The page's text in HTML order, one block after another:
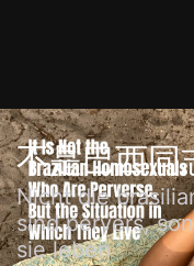
不是巴西同
Nicht die
sind pervers,
sie leben